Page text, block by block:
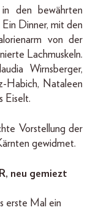
den bewährten
Dinner, mit den
von der
Lachmuskeln.
Wirnsberger,
Habich, Nataleen
Eiselt.
Vorstellung der
gewidmet.
neu gemiezt
erste Mal ein